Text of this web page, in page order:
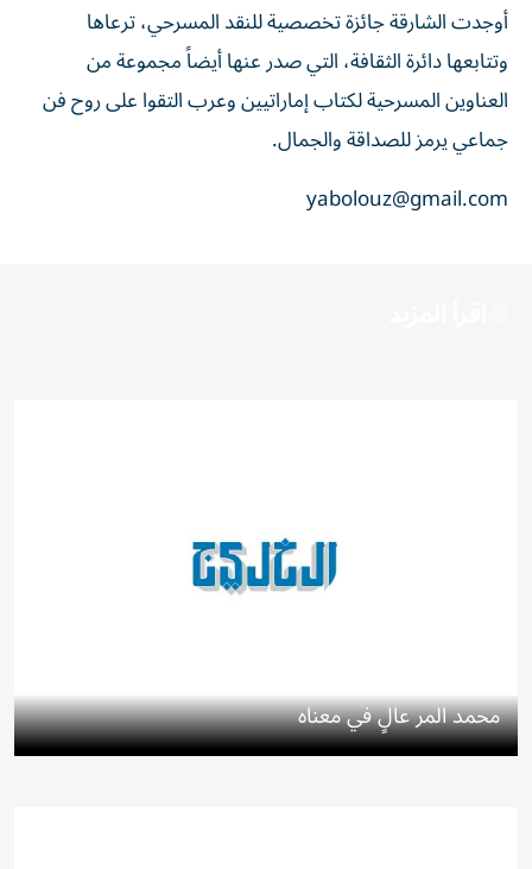
أوجدت الشارقة جائزة تخصصية للنقد المسرحي، ترعاها
وتتابعها دائرة الثقافة، التي صدر عنها أيضاً مجموعة من
العناوين المسرحية لكتاب إماراتيين وعرب التقوا على روح فن
جماعي يرمز للصداقة والجمال.
yabolouz@gmail.com
محمد المر عالٍ في معناه